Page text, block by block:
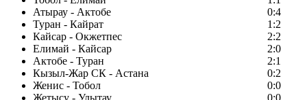
Атырау - Актобе
0:4
Туран - Кайрат
1:2
Кайсар - Окжетпес
2:2
Елимай - Кайсар
2:0
Актобе - Туран
2:1
Кызыл-Жар СК - Астана
0:2
Женис - Тобол
0:0